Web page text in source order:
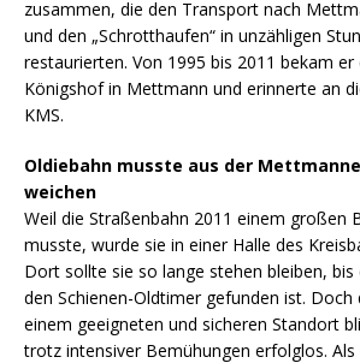
zusammen, die den Transport nach
und den „Schrotthaufen“ in unzähligen
restaurierten. Von 1995 bis 2011 bekam
Königshof in Mettmann und erinnerte an
KMS.
Oldiebahn musste aus der
weichen
Weil die Straßenbahn 2011 einem großen
musste, wurde sie in einer Halle des
Dort sollte sie so lange stehen bleiben,
den Schienen-Oldtimer gefunden ist. Doch
einem geeigneten und sicheren Standort
trotz intensiver Bemühungen erfolglos.